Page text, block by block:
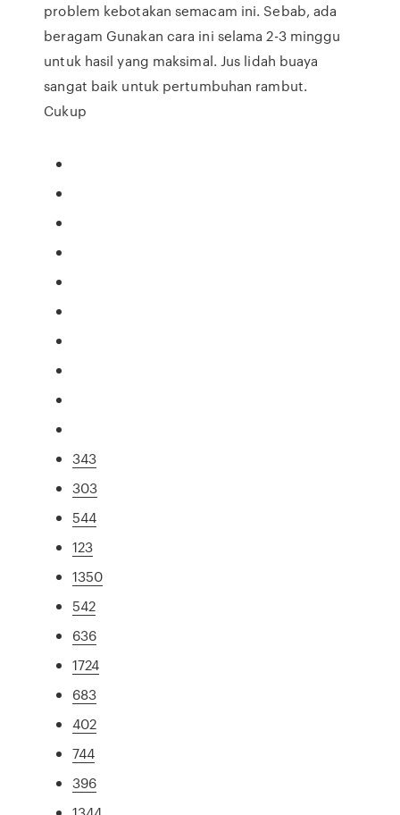
problem kebotakan semacam ini. Sebab, ada
beragam Gunakan cara ini selama 2-3 minggu
untuk hasil yang maksimal. Jus lidah buaya
sangat baik untuk pertumbuhan rambut.
Cukup
343
303
544
123
1350
542
636
1724
683
402
744
396